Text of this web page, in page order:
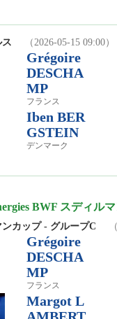
ス （2026-05-15 09:00）
Grégoire
DESCHA
MP
フランス
Iben BER
GSTEIN
デンマーク
BWF スディル
ンカップ - グループC
Grégoire
DESCHA
MP
フランス
Margot L